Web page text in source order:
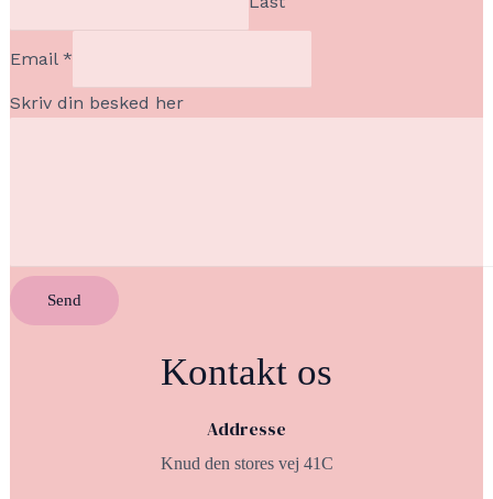
Email *
Skriv din besked her
Send
Kontakt os
Address​e
Knud den stores vej 41C